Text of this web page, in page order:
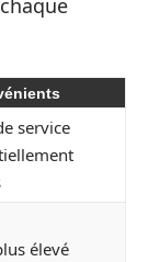
service
élevé